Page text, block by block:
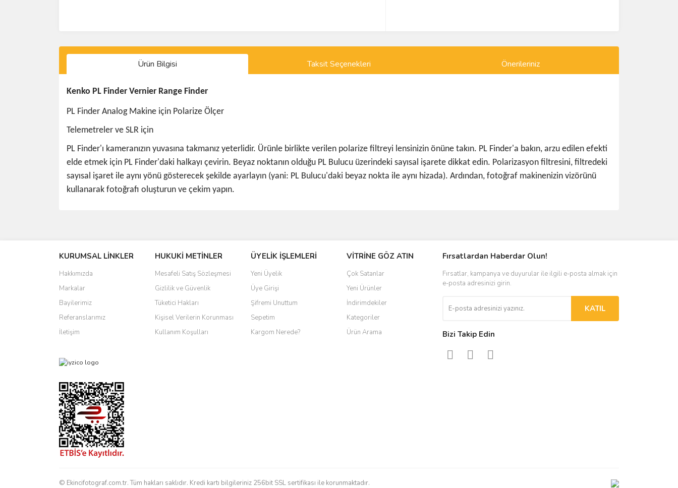
Ürün Bilgisi Taksit Seçenekleri Önerileriniz
Kenko PL Finder Vernier Range Finder
PL Finder Analog Makine için Polarize Ölçer
Telemetreler ve SLR için
PL Finder'ı kameranızın yuvasına takmanız yeterlidir. Ürünle birlikte verilen polarize filtreyi lensinizin önüne takın. PL Finder'a bakın, arzu edilen efekti
elde etmek için PL Finder'daki halkayı çevirin. Beyaz noktanın olduğu PL Bulucu üzerindeki sayısal işarete dikkat edin. Polarizasyon filtresini, filtredeki
sayısal işaret ile aynı yönü gösterecek şekilde ayarlayın (yani: PL Bulucu'daki beyaz nokta ile aynı hizada). Ardından, fotoğraf makinenizin vizörünü
kullanarak fotoğrafı oluşturun ve çekim yapın.
Ürün resmi kalitesiz, bozuk veya görüntülenemiyor.
Ürün açıklamasında eksik bilgiler bulunuyor.
Ürün bilgilerinde hatalar bulunuyor.
Ürün fiyatı diğer sitelerden daha pahalı.
Bu ürüne benzer farklı alternatifler olmalı.
KURUMSAL LİNKLER
Hakkımızda
Markalar
Bayilerimiz
Referanslarımız
İletişim
HUKUKİ METİNLER
Mesafeli Satış Sözleşmesi
Gizlilik ve Güvenlik
Tüketici Hakları
Kişisel Verilerin Korunması
Kullanım Koşulları
ÜYELİK İŞLEMLERİ
Yeni Üyelik
Üye Girişi
Şifremi Unuttum
Sepetim
Kargom Nerede?
VİTRİNE GÖZ ATIN
Çok Satanlar
Yeni Ürünler
İndirimdekiler
Kategoriler
Ürün Arama
Fırsatlardan Haberdar Olun!
Fırsatlar, kampanya ve duyurular ile ilgili e-posta almak için
e-posta adresinizi girin.
KATIL
Bizi Takip Edin
© Ekincifotograf.com.tr. Tüm hakları saklıdır. Kredi kartı bilgileriniz 256bit SSL sertifikası ile korunmaktadır.